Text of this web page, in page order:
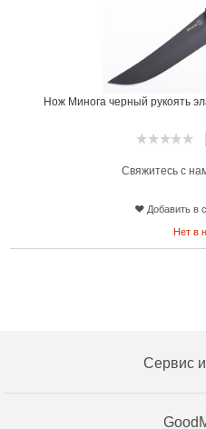
Нож Минога черный рукоять
Свяжитесь с
Добавить в
Нет в
Сервис